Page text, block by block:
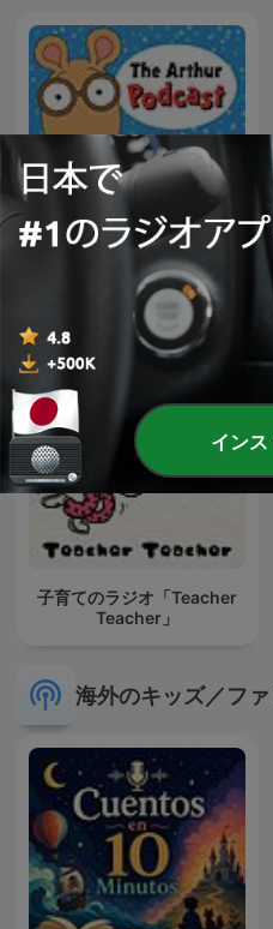
The Arthur Podcast
子育てのラジオ「Teacher
Teacher」
海外のキッズ／フ
イン